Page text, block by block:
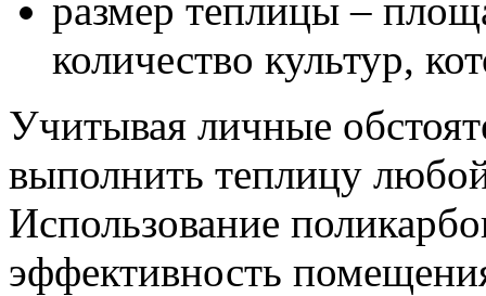
размер теплицы –
количество культур,
Учитывая личные
выполнить теплицу
Использование
эффективность